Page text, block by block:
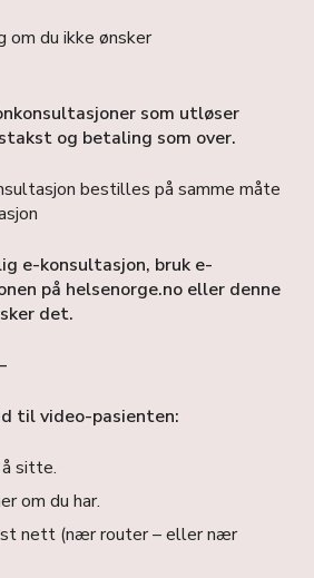
om du ikke ønsker
som utløser
og betaling som over.
bestilles på samme måte
e-konsultasjon, bruk e-
på helsenorge.no eller denne
det.
til video-pasienten:
sitte.
om du har.
nett (nær router – eller nær